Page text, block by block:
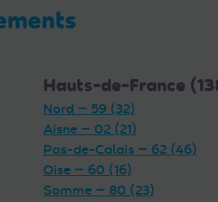
Hauts-de-France
Nord — 59 (32)
Aisne — 02 (21)
Pas-de-Calais — 62 (46)
Oise — 60 (16)
Somme — 80 (23)